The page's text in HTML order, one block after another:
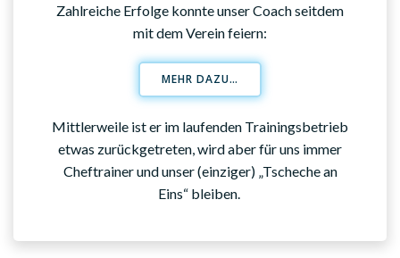
Zahlreiche Erfolge konnte unser Coach seitdem
mit dem Verein feiern:
MEHR DAZU…
Mittlerweile ist er im laufenden Trainingsbetrieb
etwas zurückgetreten, wird aber für uns immer
Cheftrainer und unser (einziger) „Tscheche an
Eins“ bleiben.